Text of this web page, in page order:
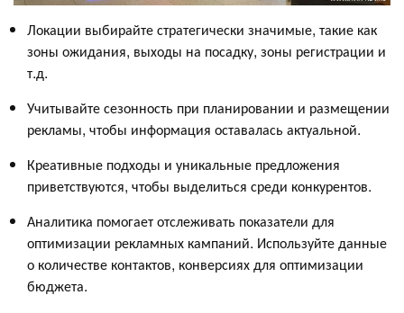
Локации выбирайте стратегически значимые, такие как
зоны ожидания, выходы на посадку, зоны регистрации и
т.д.
Учитывайте сезонность при планировании и размещении
рекламы, чтобы информация оставалась актуальной.
Креативные подходы и уникальные предложения
приветствуются, чтобы выделиться среди конкурентов.
Аналитика помогает отслеживать показатели для
оптимизации рекламных кампаний. Используйте данные
о количестве контактов, конверсиях для оптимизации
бюджета.